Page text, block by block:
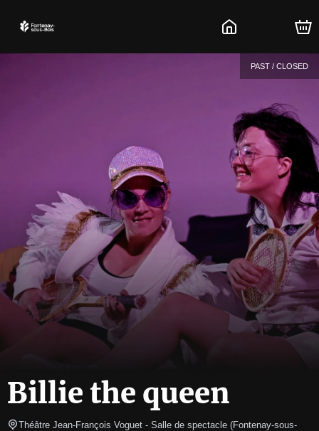
PAST / CLOSED
Billie the queen
Théâtre Jean-François Voguet - Salle de spectacle (Fontenay-sous-